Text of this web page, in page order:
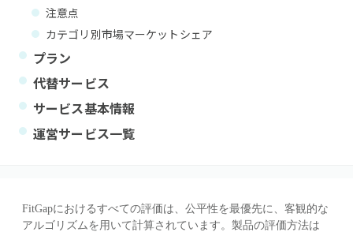
注意点
カテゴリ別市場マーケットシェア
プラン
代替サービス
サービス基本情報
運営サービス一覧
FitGapにおけるすべての評価は、公平性を最優先に、客観的な
アルゴリズムを用いて計算されています。製品の評価方法は